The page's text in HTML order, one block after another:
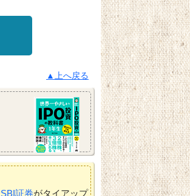
▲上へ戻る
SBI証券がタイアップ